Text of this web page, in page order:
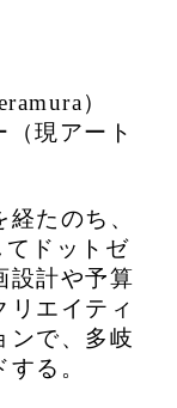
）
現アート
たのち、
ドットゼ
設計や予算
リエイティ
ンで、多岐
る。